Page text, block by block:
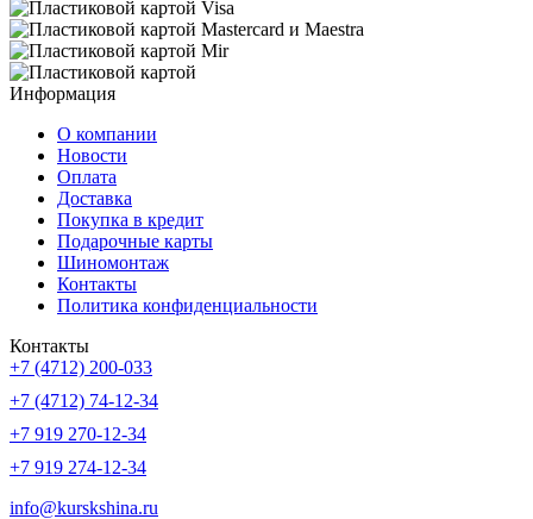
Информация
О компании
Новости
Оплата
Доставка
Покупка в кредит
Подарочные карты
Шиномонтаж
Контакты
Политика конфиденциальности
Контакты
+7 (4712) 200-033
+7 (4712) 74-12-34
+7 919 270-12-34
+7 919 274-12-34
info@kurskshina.ru